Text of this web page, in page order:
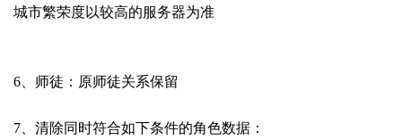
城市繁荣度以较高的服务器为准
6、师徒：原师徒关系保留
7、清除同时符合如下条件的角色数据：